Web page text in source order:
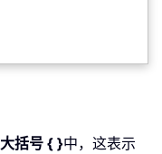
大括号 { }中，这表示